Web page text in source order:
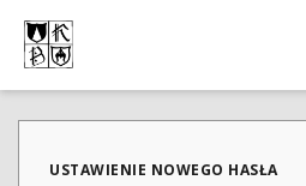
USTAWIENIE NOWEGO HASŁA